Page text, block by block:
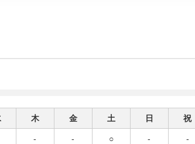
木 金 土 日 祝
- - ○ - -